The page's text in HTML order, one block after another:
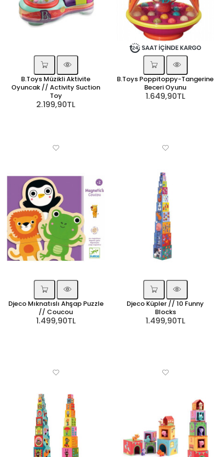
B.Toys Müzikli Aktivite
Oyuncak // Activity Suction
Toy
2.199,90TL
B.Toys Poppitoppy-Tangerine
Beceri Oyunu
1.649,90TL
Djeco Mıknatıslı Ahşap Puzzle
// Coucou
1.499,90TL
Djeco Küpler // 10 Funny
Blocks
1.499,90TL